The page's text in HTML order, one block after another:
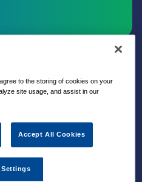
to the storing of cookies on your
site usage, and assist in our
Accept All Cookies
Settings